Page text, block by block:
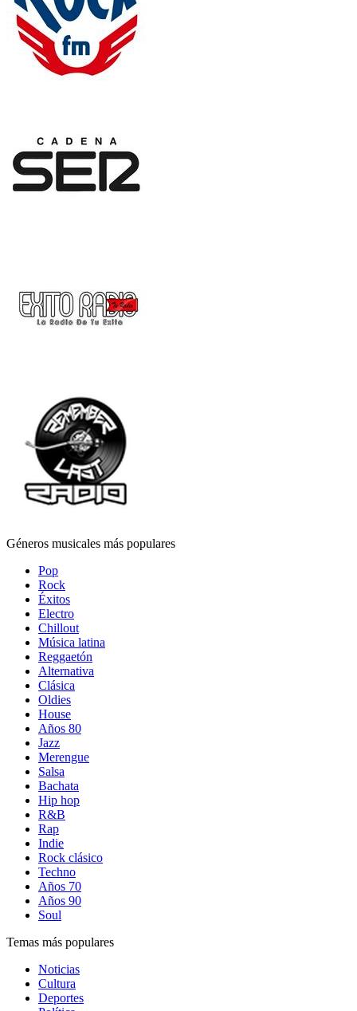
Géneros musicales más populares
Pop
Rock
Éxitos
Electro
Chillout
Música latina
Reggaetón
Alternativa
Clásica
Oldies
House
Años 80
Jazz
Merengue
Salsa
Bachata
Hip hop
R&B
Rap
Indie
Rock clásico
Techno
Años 70
Años 90
Soul
Temas más populares
Noticias
Cultura
Deportes